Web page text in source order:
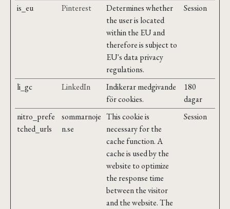
is_eu Pinterest
Determines whether
the user is located
within the EU and
therefore is subject to
EU's data privacy
regulations.
Session
li_gc LinkedIn
Indikerar medgivande
för cookies.
180
dagar
nitro_prefe
tched_urls
sommarnoje
n.se
This cookie is
necessary for the
cache function. A
cache is used by the
website to optimize
the response time
between the visitor
and the website. The
Session